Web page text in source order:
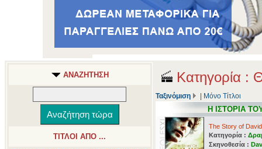
ΑΝΑΖΗΤΗΣΗ
ΤΙΤΛΟΙ ΑΠΟ ...
Κατηγορία :
Ταξινόμιση Μόνο Τίτλοι
Η ΙΣΤΟΡΙΑ
The Story of David
Κατηγορία :
Σκηνοθεσία :